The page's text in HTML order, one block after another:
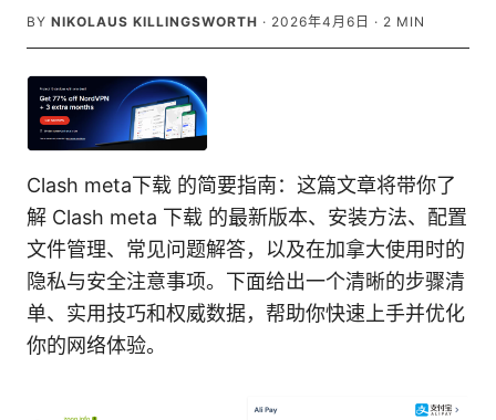
BY NIKOLAUS KILLINGSWORTH · 2026年4月6日 · 2 MIN
Clash meta下载 的简要指南：这篇文章将带你了
解 Clash meta 下载 的最新版本、安装方法、配置
文件管理、常见问题解答，以及在加拿大使用时的
隐私与安全注意事项。下面给出一个清晰的步骤清
单、实用技巧和权威数据，帮助你快速上手并优化
你的网络体验。